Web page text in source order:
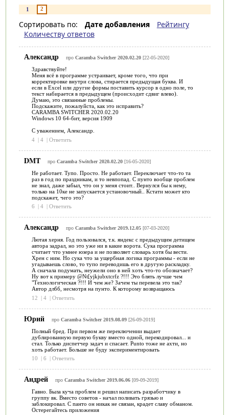
1 2
Сортировать по: Дате добавления
Рейтингу
Количеству ответов
Александр про Caramba Switcher 2020.02.20[22-05-2020]
Здравствуйте!
Меня всё в программе устраивает, кроме того, что при
корректировке внутри слова, стирается предыдущая буква. И
если в Excel или другие формы поставить курсор в одно поле, то
текст набирается в предыдущем (происходит сдвиг влево).
Думаю, это связанные проблемы.
Подскажите, пожалуйста, как это исправить?
CARAMBA SWITCHER 2020.02.20
Windows 10 64-бит, версия 1909
С уважением, Александр.
4 | 4 | Ответить
DMT про Caramba Switcher 2020.02.20[16-05-2020]
Не работает. Тупо. Просто. Не работает. Переключает что-то та
раз в год по праздникам, и то невпопад. С пунто вообще проблем
не знал, даже забыл, что он у меня стоит.. Вернулся бы к нему,
только на 10ке не запускается установочный.. Кстати может кто
подскажет, чего это?
6
| 4 | Ответить
Александр про Caramba Switcher 2019.12.05[07-03-2020]
Лютая херня. Год пользовался, т.к. яндекс с предыдущим детищем
автора задрал, но это уже ни в какие ворота. Сука программа
считает что умнее юзера и не позволяет словарь хотя бы вести.
Хрен с ним. Но сука что за ущербная логика программы - если не
угадываешь слово, то тупо переводишь его в другую раскладку.
А сначала подумать, неужели оно в ней хоть что-то обозначает?
Ну вот к примеру @Nt[yjkjubxtcrfz ?!!! Это блять лучше чем
"Технологическая ?!!! И чем же? Зачем ты перевела это так?
Автор длбб, несмотря на пунто. К которому возвращаюсь
12
| 4 | Ответить
Юрий про Caramba Switcher 2019.08.09[26-09-2019]
Полный бред. При первом же переключении выдает
дублированную первую букву вместо одной, перекодировал... и
стал. Только диспетчер задач и спасает. Punto тоже не ахти, но
хоть работает. Больше не буду экспериментировать
10
| 6 | Ответить
Андрей про Caramba Switcher 2019.06.06[09-09-2019]
Гавно. Была куча проблем и решил написать разработчику в
группу вк. Вместо советов - начал поливать грязью и
заблокировал. С панто он никак не связан, крадет славу обманом.
Остерегайтесь приложения